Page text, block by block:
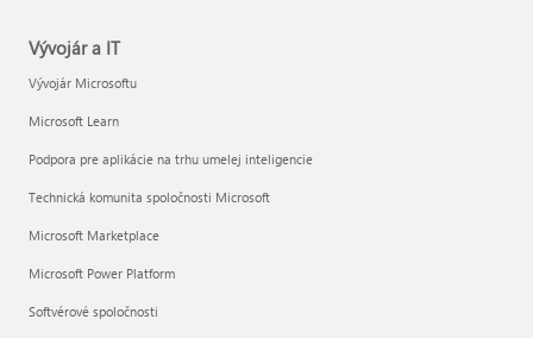
Vývojár a IT
Vývojár Microsoftu
Microsoft Learn
Podpora pre aplikácie na trhu umelej inteligencie
Technická komunita spoločnosti Microsoft
Microsoft Marketplace
Microsoft Power Platform
Softvérové spoločnosti